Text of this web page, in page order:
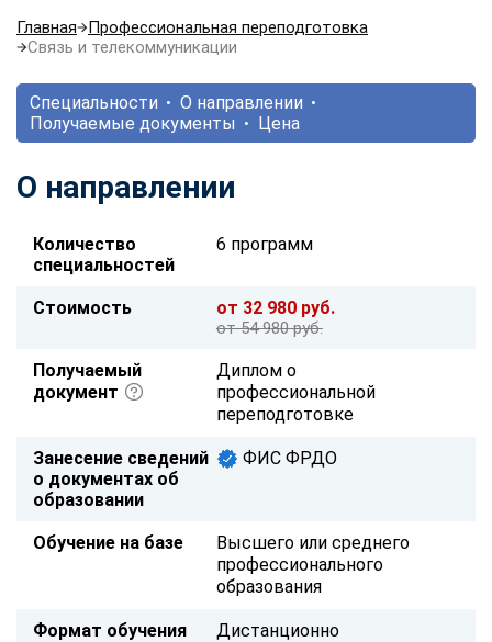
Главная
Профессиональная переподготовка
Связь и телекоммуникации
Специальности
О направлении
Получаемые документы
Цена
О направлении
Количество
специальностей
6 программ
Стоимость от 32 980 руб.
от 54 980 руб.
Получаемый
документ
Диплом о
профессиональной
переподготовке
Занесение сведений
о документах об
образовании
ФИС ФРДО
Обучение на базе
Высшего или среднего
профессионального
образования
Формат обучения Дистанционно